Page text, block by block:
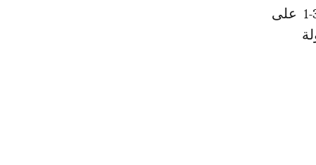
وحقق فريق إشبيلية فوزا عريضا على حساب نظيره دينامو زغرب بنتيجة 3-1 على